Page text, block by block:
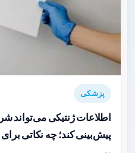
پزشکی
اطلاعات ژنتیکی می‌تواند
پیش‌بینی کند؛ چه نکاتی